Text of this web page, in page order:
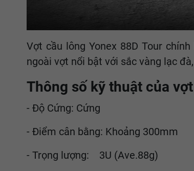
Vợt cầu lông Yonex 88D Tour
ngoài vợt nổi bật với sắc vàng lạc
Thông số kỹ thuật của
- Độ Cứng: Cứng
- Điểm cân bằng: Khoảng 300mm
- Trọng lượng: 3U (Ave.88g)